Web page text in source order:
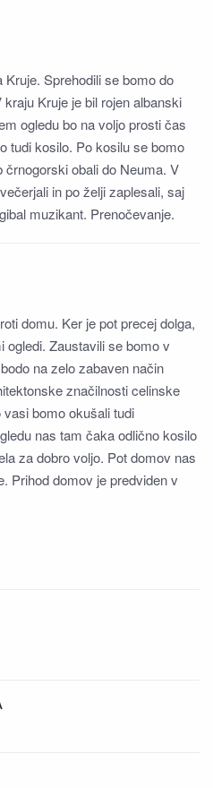
Sprehodili se bomo do
Kruje je bil rojen albanski
ogledu bo na voljo prosti čas
tudi kosilo. Po kosilu se bomo
črnogorski obali do Neuma. V
in po želji zaplesali, saj
muzikant. Prenočevanje.
domu. Ker je pot precej dolga,
ogledi. Zaustavili se bomo v
na zelo zabaven način
značilnosti celinske
bomo okušali tudi
nas tam čaka odlično kosilo
za dobro voljo. Pot domov nas
Prihod domov je predviden v